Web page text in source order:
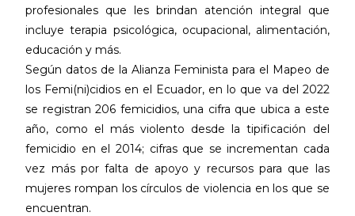
profesionales que les brindan atención integral que
incluye terapia psicológica, ocupacional, alimentación,
educación y más.
Según datos de la Alianza Feminista para el Mapeo de
los Femi(ni)cidios en el Ecuador, en lo que va del 2022
se registran 206 femicidios, una cifra que ubica a este
año, como el más violento desde la tipificación del
femicidio en el 2014; cifras que se incrementan cada
vez más por falta de apoyo y recursos para que las
mujeres rompan los círculos de violencia en los que se
encuentran.